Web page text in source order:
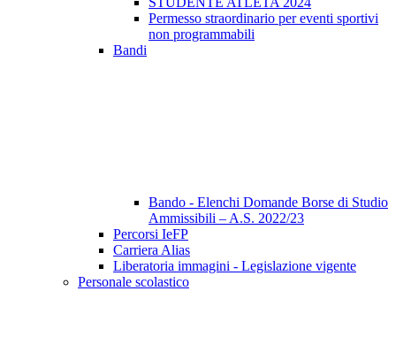
Permesso straordinario per eventi sportivi
non programmabili
Bandi
Bando - Elenchi Domande Borse di Studio
Ammissibili – A.S. 2022/23
Percorsi IeFP
Carriera Alias
Liberatoria immagini - Legislazione vigente
Personale scolastico